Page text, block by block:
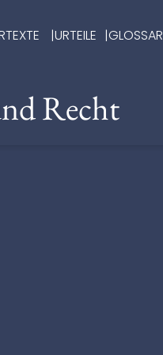
URTEILE GLOSSAR
Recht